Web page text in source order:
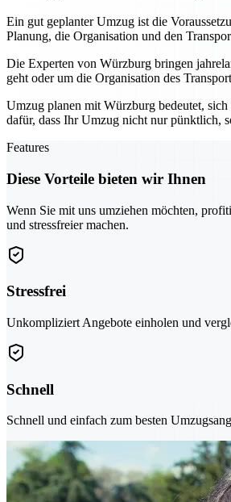
Ein gut geplanter Umzug ist die
Planung, die Organisation und den
Die Experten von Würzburg bringen
geht oder um die Organisation des
Umzug planen mit Würzburg bedeutet,
dafür, dass Ihr Umzug nicht nur pünktlich,
Features
Diese Vorteile bieten wir Ihnen
Wenn Sie mit uns umziehen möchten,
und stressfreier machen.
Stressfrei
Unkompliziert Angebote einholen und
Schnell
Schnell und einfach zum besten